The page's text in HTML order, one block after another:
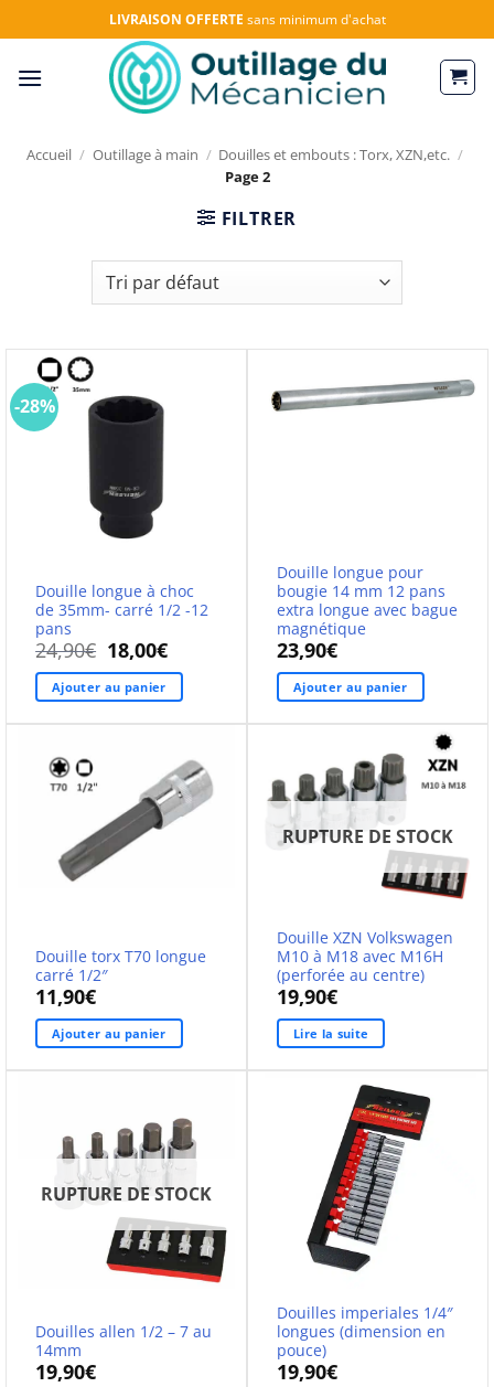
au
contenu
LIVRAISON OFFERTE sans minimum d'achat
Accueil / Outillage à main / Douilles et embouts : Torx, XZN,etc. /
Page 2
FILTRER
-28%
Douille longue à choc
de 35mm- carré 1/2 -12
pans
24,90€ Le
prix
initial
était :
24,90€.
18,00€Le
prix
est :
18,00€.
Ajouter au panier
Douille longue pour
bougie 14 mm 12 pans
extra longue avec bague
magnétique
23,90€
Ajouter au panier
Douille torx T70 longue
carré 1/2″
11,90€
Ajouter au panier
RUPTURE DE STOCK
Douille XZN Volkswagen
M10 à M18 avec M16H
(perforée au centre)
19,90€
Lire la suite
RUPTURE DE STOCK
Douilles allen 1/2 – 7 au
14mm
19,90€
Douilles imperiales 1/4″
longues (dimension en
pouce)
19,90€